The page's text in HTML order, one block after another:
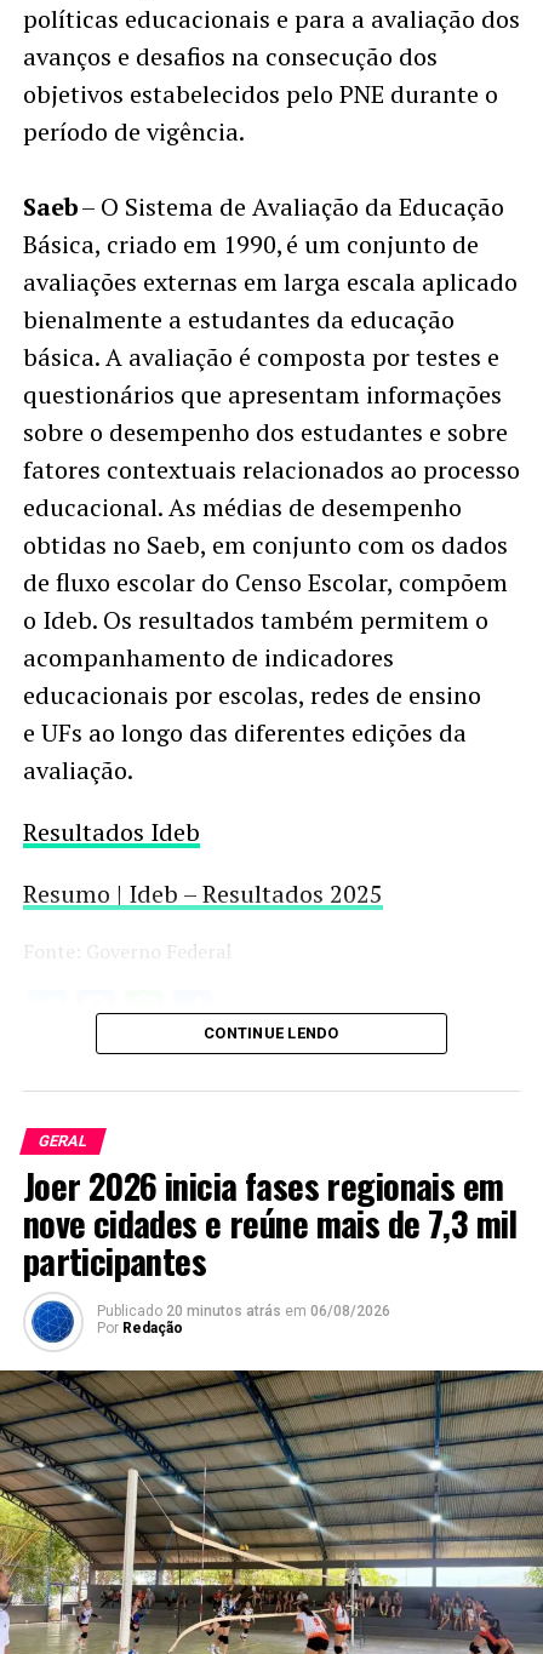
políticas educacionais e para a avaliação dos
avanços e desafios na consecução dos
objetivos estabelecidos pelo PNE durante o
período de vigência.
Saeb– O Sistema de Avaliação da Educação
Básica, criado em 1990, é um conjunto de
avaliações externas em larga escala aplicado
bienalmente a estudantes da educação
básica. A avaliação é composta por testes e
questionários que apresentam informações
sobre o desempenho dos estudantes e sobre
fatores contextuais relacionados ao processo
educacional. As médias de desempenho
obtidas no Saeb, em conjunto com os dados
de fluxo escolar do Censo Escolar, compõem
o Ideb. Os resultados também permitem o
acompanhamento de indicadores
educacionais por escolas, redes de ensino
e UFs ao longo das diferentes edições da
avaliação.
Resultados Ideb
Resumo | Ideb – Resultados 2025
Fonte: Governo Federal
Twitter
Facebook
WhatsApp
Share
CONTINUE LENDO
GERAL
Joer 2026 inicia fases regionais em
nove cidades e reúne mais de 7,3 mil
participantes
Publicado 20 minutos atrás em 06/08/2026
Por Redação